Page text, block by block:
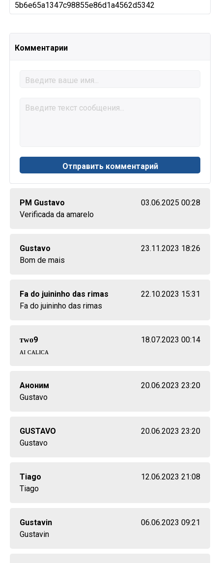
5b6e65a1347c98855e86d1a4562d5342
Комментарии
PM Gustavo
03.06.2025 00:28
Verificada da amarelo
Gustavo
23.11.2023 18:26
Bom de mais
Fa do juininho das rimas
22.10.2023 15:31
Fa do juininho das rimas
ᴛᴡᴏ9
18.07.2023 00:14
ᴀɪ ᴄᴀʟɪᴄᴀ
Аноним
20.06.2023 23:20
Gustavo
GUSTAVO
20.06.2023 23:20
Gustavo
Tiago
12.06.2023 21:08
Tiago
Gustavin
06.06.2023 09:21
Gustavin